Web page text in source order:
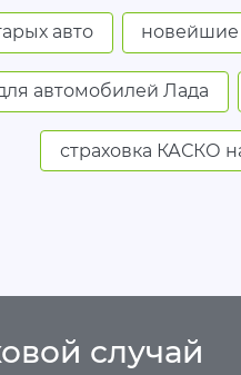
авто новейшие
автомобилей Лада
страховка КАСКО
случай